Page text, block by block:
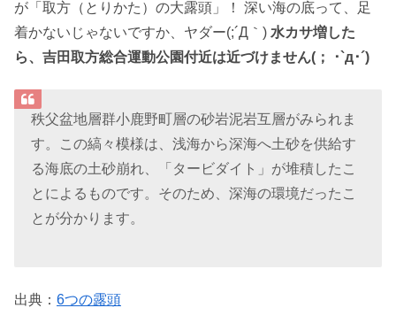
が「取方（とりかた）の大露頭」！ 深い海の底って、足
着かないじゃないですか、ヤダー(;´Д｀) 水カサ増した
ら、吉田取方総合運動公園付近は近づけません(； ･`д･´)
秩父盆地層群小鹿野町層の砂岩泥岩互層がみられま
す。この縞々模様は、浅海から深海へ土砂を供給す
る海底の土砂崩れ、「タービダイト」が堆積したこ
とによるものです。そのため、深海の環境だったこ
とが分かります。
出典： 6つの露頭